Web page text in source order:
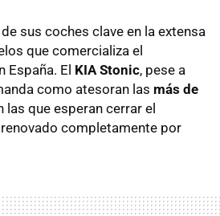
sus coches clave en la extensa
que comercializa el
El KIA Stonic, pese a
como atesoran las más de
las que esperan cerrar el
completamente por